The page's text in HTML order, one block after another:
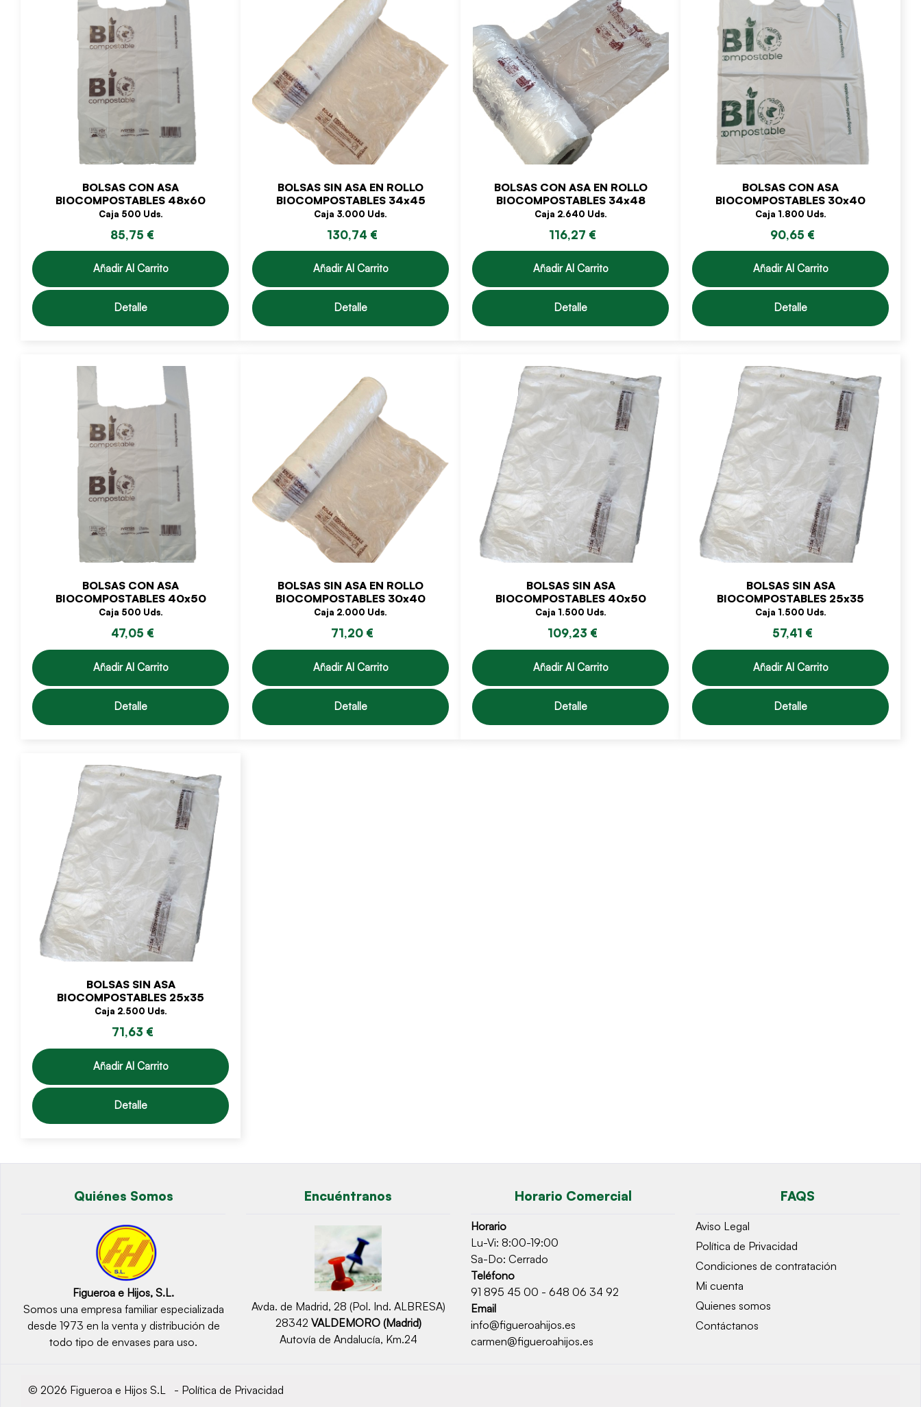
BOLSAS CON ASA
BIOCOMPOSTABLES 48x60
Caja 500 Uds.
85,75 €
Añadir Al Carrito
Detalle
BOLSAS SIN ASA EN ROLLO
BIOCOMPOSTABLES 34x45
Caja 3.000 Uds.
130,74 €
Añadir Al Carrito
Detalle
BOLSAS CON ASA EN ROLLO
BIOCOMPOSTABLES 34x48
Caja 2.640 Uds.
116,27 €
Añadir Al Carrito
Detalle
BOLSAS CON ASA
BIOCOMPOSTABLES 30x40
Caja 1.800 Uds.
90,65 €
Añadir Al Carrito
Detalle
BOLSAS CON ASA
BIOCOMPOSTABLES 40x50
Caja 500 Uds.
47,05 €
Añadir Al Carrito
Detalle
BOLSAS SIN ASA EN ROLLO
BIOCOMPOSTABLES 30x40
Caja 2.000 Uds.
71,20 €
Añadir Al Carrito
Detalle
BOLSAS SIN ASA
BIOCOMPOSTABLES 40x50
Caja 1.500 Uds.
109,23 €
Añadir Al Carrito
Detalle
BOLSAS SIN ASA
BIOCOMPOSTABLES 25x35
Caja 1.500 Uds.
57,41 €
Añadir Al Carrito
Detalle
BOLSAS SIN ASA
BIOCOMPOSTABLES 25x35
Caja 2.500 Uds.
71,63 €
Añadir Al Carrito
Detalle
Quiénes Somos
Figueroa e Hijos, S.L.
Somos una empresa familiar especializada
desde 1973 en la venta y distribución de
todo tipo de envases para uso.
Encuéntranos
Avda. de Madrid, 28 (Pol. Ind. ALBRESA)
28342 VALDEMORO (Madrid)
Autovía de Andalucía, Km.24
Horario Comercial
Horario
Lu-Vi: 8:00-19:00
Sa-Do: Cerrado
Teléfono
91 895 45 00 - 648 06 34 92
Email
info@figueroahijos.es
carmen@figueroahijos.es
FAQS
Aviso Legal
Política de Privacidad
Condiciones de contratación
Mi cuenta
Quienes somos
Contáctanos
© 2026 Figueroa e Hijos S.L - Política de Privacidad